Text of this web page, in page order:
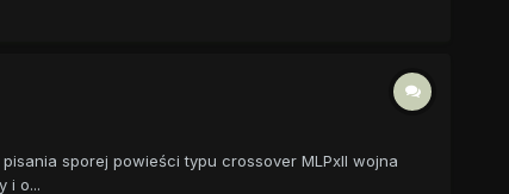
sporej powieści typu crossover MLPxII wojna
i o...